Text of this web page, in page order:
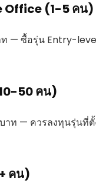
Office (1-5 คน)
ท — ซื้อรุ่น Entry-
50 คน)
าท — ควรลงทุนรุ่นที่ตั้
คน)